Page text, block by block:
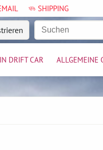
SHIPPING
DRIFT CAR ALLGEMEINE